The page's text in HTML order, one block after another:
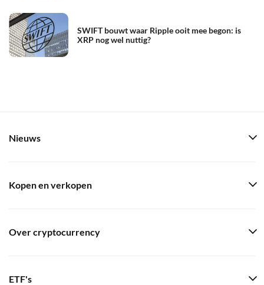
SWIFT bouwt waar Ripple ooit mee begon: is
XRP nog wel nuttig?
Nieuws
Kopen en verkopen
Over cryptocurrency
ETF's